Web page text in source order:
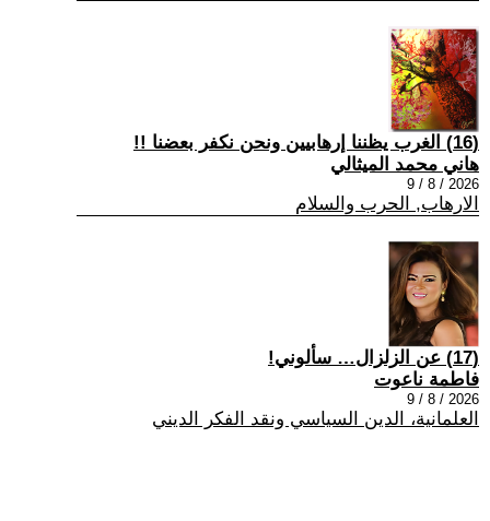
(16) الغرب يظننا إرهابيين ونحن نكفر بعضنا !!
هاني محمد الميثالي
2026 / 8 / 9
الارهاب, الحرب والسلام
(17) عن الزلزال… سألوني!
فاطمة ناعوت
2026 / 8 / 9
العلمانية، الدين السياسي ونقد الفكر الديني